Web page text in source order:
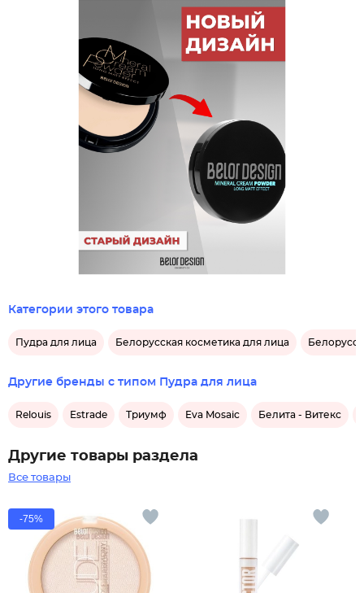
Категории этого товара
Пудра для лица Белорусская косметика для лица
Другие бренды с типом Пудра для лица
Relouis Estrade Триумф Eva Mosaic Белита - Витекс
Другие товары раздела
Все товары
-75%